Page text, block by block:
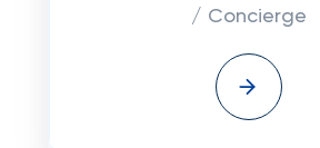
/ Concierge